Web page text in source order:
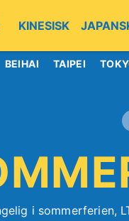
KINESISK
BEIHAI TAIPEI
i sommerferien,